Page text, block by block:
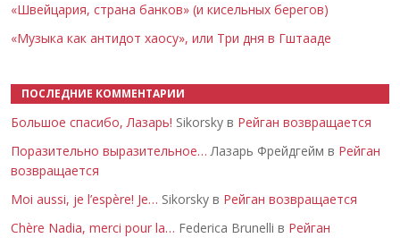
«Швейцария, страна банков» (и кисельных берегов)
«Музыка как антидот хаосу», или Три дня в Гштааде
ПОСЛЕДНИЕ КОММЕНТАРИИ
Большое спасибо, Лазарь! Sikorsky в Рейган возвращается
Поразительно выразительное… Лазарь Фрейдгейм в Рейган
возвращается
Moi aussi, je l’espère! Je… Sikorsky в Рейган возвращается
Chère Nadia, merci pour la… Federica Brunelli в Рейган